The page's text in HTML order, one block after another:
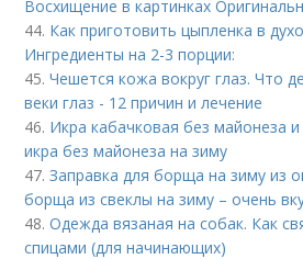
Восхищение в картинках
44. Как приготовить цыпленка в
Ингредиенты на 2-3 порции:
45.Чешется кожа вокруг глаз. Что
веки глаз - 12 причин и лечение
46. Икра кабачковая без майонеза и
икра без майонеза на зиму
47.Заправка для борща на зиму из
борща из свеклы на зиму – очень
48.Одежда вязаная на собак. Как
спицами (для начинающих)